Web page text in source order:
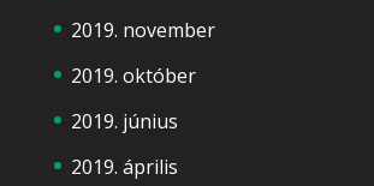
2019. november
2019. október
2019. június
2019. április